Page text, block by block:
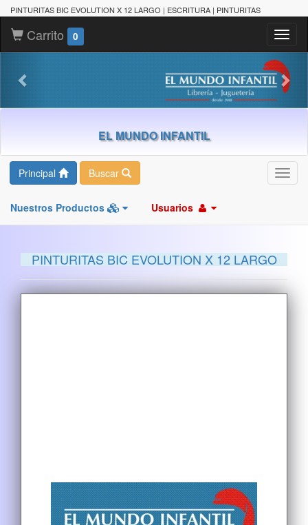
PINTURITAS BIC EVOLUTION X 12 LARGO | ESCRITURA | PINTURITAS
Carrito 0
EL MUNDO INFANTIL
Principal Buscar
Nuestros Productos Usuarios
PINTURITAS BIC EVOLUTION X 12 LARGO